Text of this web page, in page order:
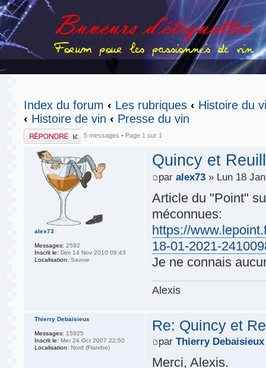
Index du forum ‹ Les rubriques ‹ Histoire du
‹ Histoire de vin ‹ Presse du vin
Publier une
réponse
5 messages • Page 1 sur 1
Quincy et
paralex73 » Lun 18
Article du "Point"
méconnues:
https://
18-01-2021-
Je ne connais
Alexis
alex73
Messages: 2592
Inscrit le: Dim 14 Nov 2010 09:43
Localisation: Savoie
Re: Quincy et
parThierry Debaisieux
Merci, Alexis.
Thierry Debaisieux
Messages: 15925
Inscrit le: Mer 24 Oct 2007 22:50
Localisation: Nord (Flandre)